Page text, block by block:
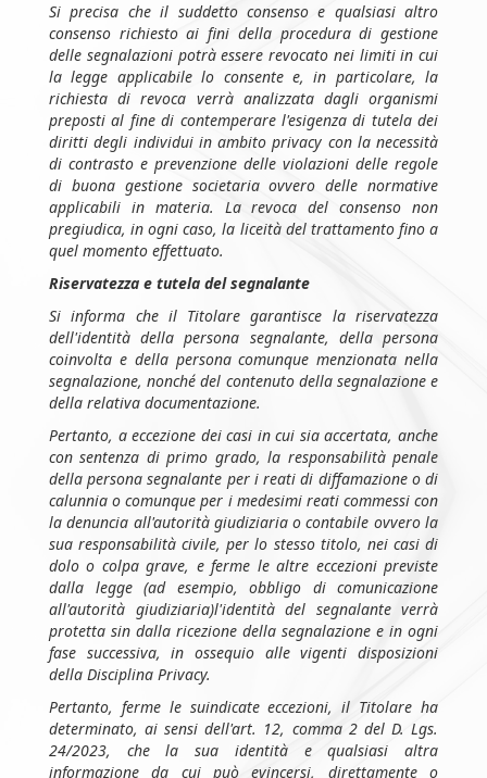
Si precisa che il suddetto consenso e qualsiasi altro
consenso richiesto ai fini della procedura di gestione
delle segnalazioni potrà essere revocato nei limiti in cui
la legge applicabile lo consente e, in particolare, la
richiesta di revoca verrà analizzata dagli organismi
preposti al fine di contemperare l'esigenza di tutela dei
diritti degli individui in ambito privacy con la necessità
di contrasto e prevenzione delle violazioni delle regole
di buona gestione societaria ovvero delle normative
applicabili in materia. La revoca del consenso non
pregiudica, in ogni caso, la liceità del trattamento fino a
quel momento effettuato.
Riservatezza e tutela del segnalante
Si informa che il Titolare garantisce la riservatezza
dell'identità della persona segnalante, della persona
coinvolta e della persona comunque menzionata nella
segnalazione, nonché del contenuto della segnalazione e
della relativa documentazione.
Pertanto, a eccezione dei casi in cui sia accertata, anche
con sentenza di primo grado, la responsabilità penale
della persona segnalante per i reati di diffamazione o di
calunnia o comunque per i medesimi reati commessi con
la denuncia all'autorità giudiziaria o contabile ovvero la
sua responsabilità civile, per lo stesso titolo, nei casi di
dolo o colpa grave, e ferme le altre eccezioni previste
dalla legge (ad esempio, obbligo di comunicazione
all'autorità giudiziaria)l'identità del segnalante verrà
protetta sin dalla ricezione della segnalazione e in ogni
fase successiva, in ossequio alle vigenti disposizioni
della Disciplina Privacy.
Pertanto, ferme le suindicate eccezioni, il Titolare ha
determinato, ai sensi dell'art. 12, comma 2 del D. Lgs.
24/2023, che la sua identità e qualsiasi altra
informazione da cui può evincersi, direttamente o